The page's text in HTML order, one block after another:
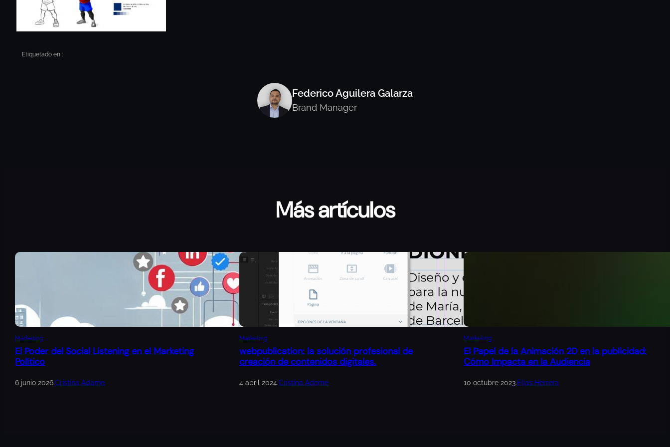
Etiquetado en :
Federico Aguilera Galarza
Brand Manager
Más artículos
Marketing
El Poder del Social Listening en el Marketing
Político
6 junio 2026.Cristina Adame
Marketing
webpublication: la solución profesional de
creación de contenidos digitales.
4 abril 2024.Cristina Adame
Marketing
El Papel de la Animación 2D en la publicidad:
Cómo Impacta en la Audiencia
10 octubre 2023.Elias Herrera